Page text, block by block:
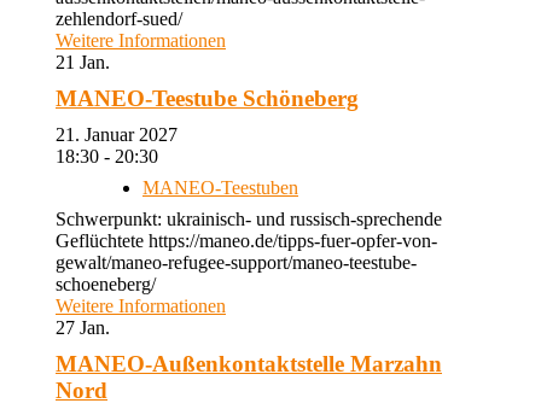
zehlendorf-sued/
Weitere Informationen
21 Jan.
MANEO-Teestube Schöneberg
21. Januar 2027
18:30 - 20:30
MANEO-Teestuben
Schwerpunkt: ukrainisch- und russisch-sprechende
Geflüchtete https://maneo.de/tipps-fuer-opfer-von-
gewalt/maneo-refugee-support/maneo-teestube-
schoeneberg/
Weitere Informationen
27 Jan.
MANEO-Außenkontaktstelle Marzahn
Nord